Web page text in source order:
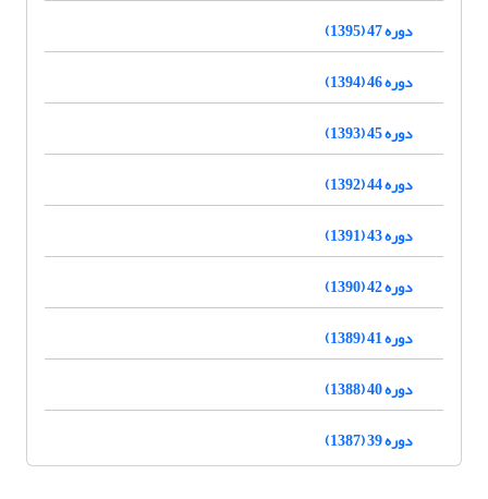
دوره 47 (1395)
دوره 46 (1394)
دوره 45 (1393)
دوره 44 (1392)
دوره 43 (1391)
دوره 42 (1390)
دوره 41 (1389)
دوره 40 (1388)
دوره 39 (1387)